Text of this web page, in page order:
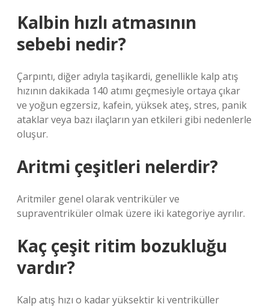
Kalbin hızlı atmasının
sebebi nedir?
Çarpıntı, diğer adıyla taşikardi, genellikle kalp atış
hızının dakikada 140 atımı geçmesiyle ortaya çıkar
ve yoğun egzersiz, kafein, yüksek ateş, stres, panik
ataklar veya bazı ilaçların yan etkileri gibi nedenlerle
oluşur.
Aritmi çeşitleri nelerdir?
Aritmiler genel olarak ventriküler ve
supraventriküler olmak üzere iki kategoriye ayrılır.
Kaç çeşit ritim bozukluğu
vardır?
Kalp atış hızı o kadar yüksektir ki ventriküller